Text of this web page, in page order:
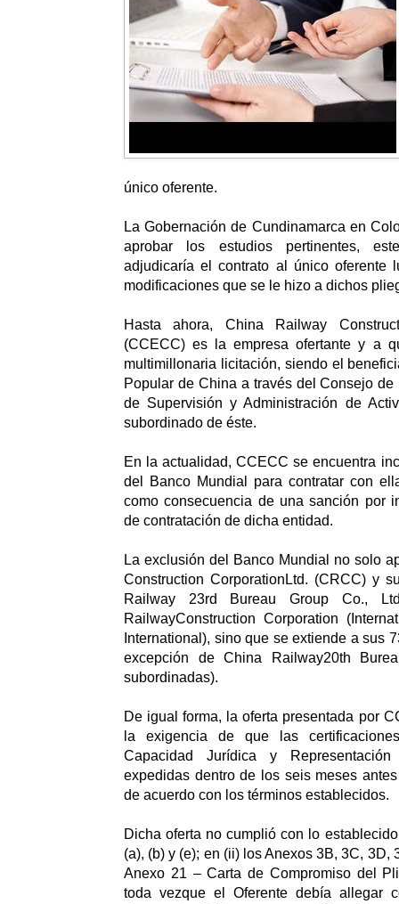
único oferente.
La Gobernación de Cundinamarca en
aprobar los estudios pertinentes,
adjudicaría el contrato al único oferente
modificaciones que se le hizo a dichos
Hasta ahora, China Railway
(CCECC) es la empresa ofertante y a
multimillonaria licitación, siendo el
Popular de China a través del Consejo
de Supervisión y Administración de
subordinado de éste.
En la actualidad, CCECC se encuentra
del Banco Mundial para contratar con
como consecuencia de una sanción por
de contratación de dicha entidad.
La exclusión del Banco Mundial no solo
Construction CorporationLtd. (CRCC) y
Railway 23rd Bureau Group Co.,
RailwayConstruction Corporation
International), sino que se extiende a sus
excepción de China Railway20th
subordinadas).
De igual forma, la oferta presentada por
la exigencia de que las
Capacidad Jurídica y
expedidas dentro de los seis meses
de acuerdo con los términos establecidos.
Dicha oferta no cumplió con lo
(a), (b) y (e); en (ii) los Anexos 3B, 3C, 3D,
Anexo 21 – Carta de Compromiso del
toda vezque el Oferente debía allegar